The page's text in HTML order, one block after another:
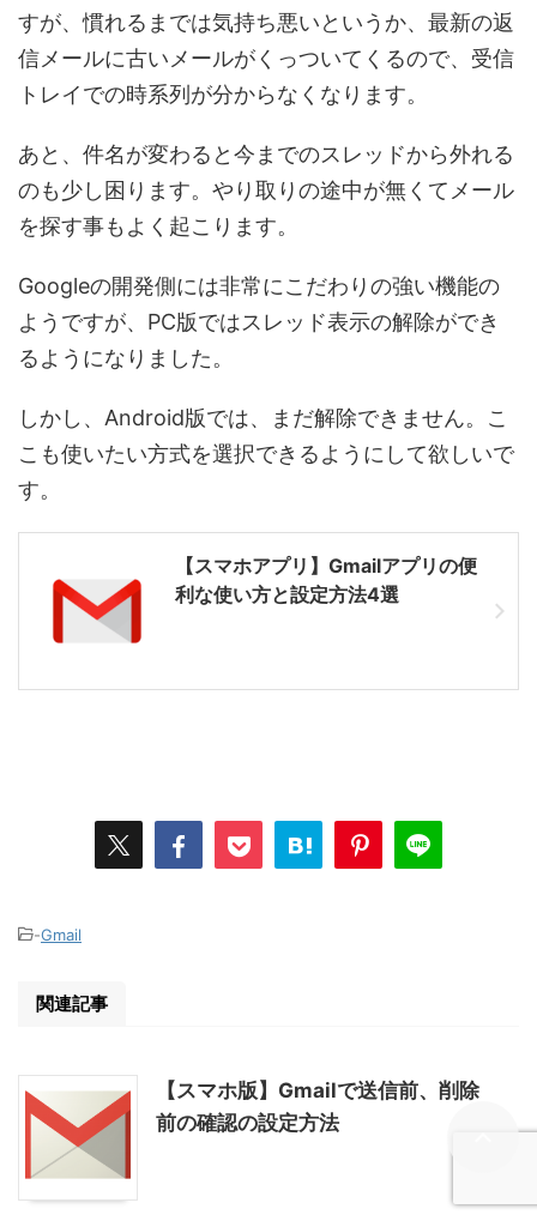
すが、慣れるまでは気持ち悪いというか、最新の返
信メールに古いメールがくっついてくるので、受信
トレイでの時系列が分からなくなります。
あと、件名が変わると今までのスレッドから外れる
のも少し困ります。やり取りの途中が無くてメール
を探す事もよく起こります。
Googleの開発側には非常にこだわりの強い機能の
ようですが、PC版ではスレッド表示の解除ができ
るようになりました。
しかし、Android版では、まだ解除できません。こ
こも使いたい方式を選択できるようにして欲しいで
す。
【スマホアプリ】Gmailアプリの便
利な使い方と設定方法4選
-Gmail
関連記事
【スマホ版】Gmailで送信前、削除
前の確認の設定方法